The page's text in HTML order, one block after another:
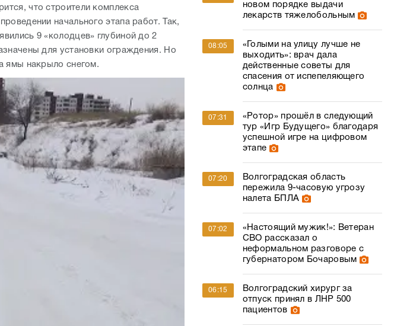
что строители комплекса
начального этапа работ. Так,
9 «колодцев» глубиной до 2
для установки ограждения. Но
ямы накрыло снегом.
новом порядке выдачи
лекарств тяжелобольным
08:05
«Голыми на улицу лучше не
выходить»: врач дала
действенные советы для
спасения от испепеляющего
солнца
07:31
«Ротор» прошёл в следующий
тур «Игр Будущего» благодаря
успешной игре на цифровом
этапе
07:20
Волгоградская область
пережила 9-часовую угрозу
налета БПЛА
07:02
«Настоящий мужик!»: Ветеран
СВО рассказал о
неформальном разговоре с
губернатором Бочаровым
06:15
Волгоградский хирург за
отпуск принял в ЛНР 500
пациентов